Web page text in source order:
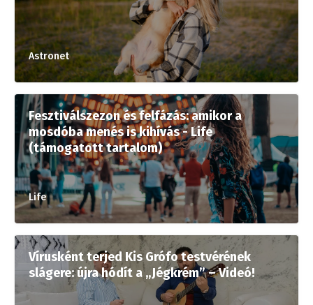
Astronet
Fesztiválszezon és felfázás: amikor a
mosdóba menés is kihívás - Life
(támogatott tartalom)
Life
Vírusként terjed Kis Grófo testvérének
slágere: újra hódít a „Jégkrém” – Videó!